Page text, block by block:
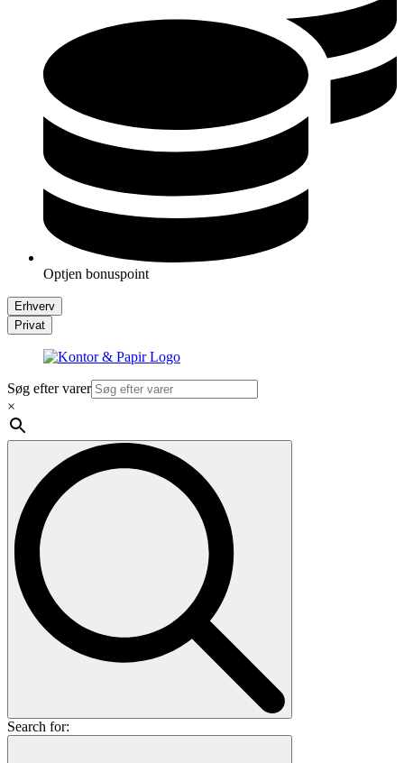
Optjen bonuspoint
Erhverv
Privat
Søg efter varer
×
Search for: